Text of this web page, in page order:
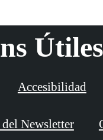
Útiles
Accesibilidad
Newsletter